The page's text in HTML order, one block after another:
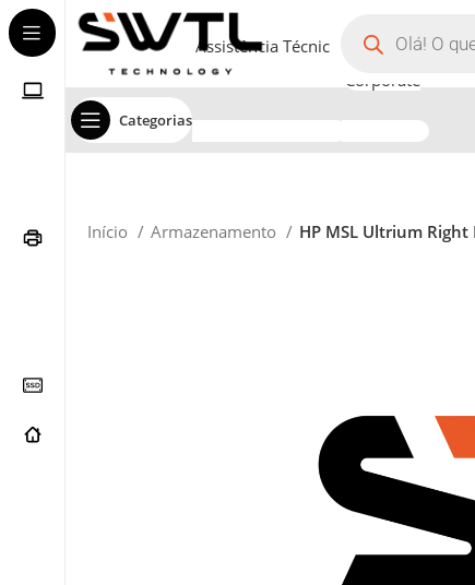
Categorias
Assistência Técnica
Corporate
Início Armazenamento HP MSL Ultrium